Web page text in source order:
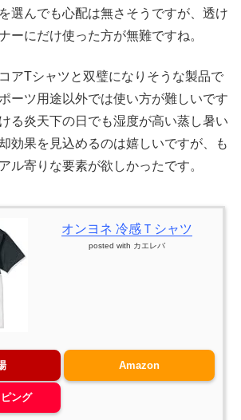
選んでも心配は無さそうですが、透け
ーにだけ使った方が無難ですね。
アTシャツと双璧になりそうな製品で
ーツ用途以外では使い方が難しいです
る炎天下の日でも湿度が高い蒸し暑い
効果を見込めるのは嬉しいですが、も
ル寄りな要素が欲しかったです。
オンヨネ 冷感Ｔシャツ
posted with カエレバ
Amazon
ング